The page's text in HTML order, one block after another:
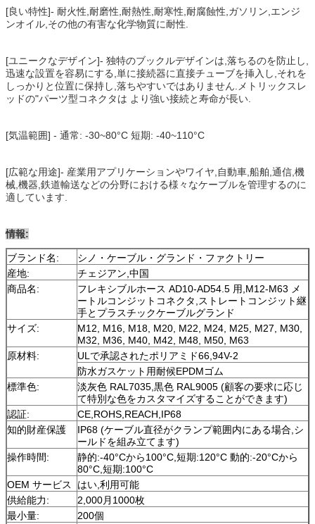
[良い特性]- 耐火性,耐磨性,耐熱性,耐寒性,耐腐蝕性,ガソリン,エンジ
ンオイル,その他の有害な化学物質に耐性.
[ユニークなデザイン]- 独特のブックルデザインは,落ちるのを防止し,
迅速な設置を容易にする,単に接続器に直接チューブを挿入し,それを
しっかりと位置に保持し,落ちやすいではありません.メトリックスレ
ッドの"パーツ型コネクタは より強い接続と寿命が長い.
[気温範囲] - 通常: -30~80°C 短期: -40~110°C
[広範な用途]- 産業用アプリケーションやワイヤ,自動車,船舶,通信,機
械,機器,鉄道輸送などの分野における様々なケーブルを管理するのに
適しています.
情報:
ブランド名:
シノ・ケーブル・グランド・ファクトリー
産地:
チェジアン,中国
商品名:
フレキシブルホース AD10-AD54.5 用,M12-M63 メ
ートルコンジットコネクタ,ストレートコンジット継
手とプラスチックケーブルグランド
サイズ:
M12, M16, M18, M20, M22, M24, M25, M27, M30,
M32, M36, M40, M42, M48, M50, M63
原材料:
ULで承認されたポリアミド66,94V-2
防水ガスケット用耐候EPDMゴム
標準色:
淡灰色 RAL7035,黒色 RAL9005 (顧客の要求に応じ
て特別な色をカスタマイズすることができます)
認証:
CE,ROHS,REACH,IP68
知的財産保護
IP68 (ケーブル直径がクランプ範囲内にある場合,シ
ールドを組み立てます)
操作時間:
静的:-40°Cから100°C,短期:120°C 動的:-20°Cから
80°C,短期:100°C
OEM サービス
はい,利用可能
供給能力:
2,000月1000枚
最小量:
200個